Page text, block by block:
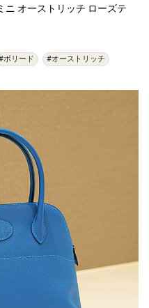
ニ オーストリッチ ローズテ
ボリード
#オーストリッチ